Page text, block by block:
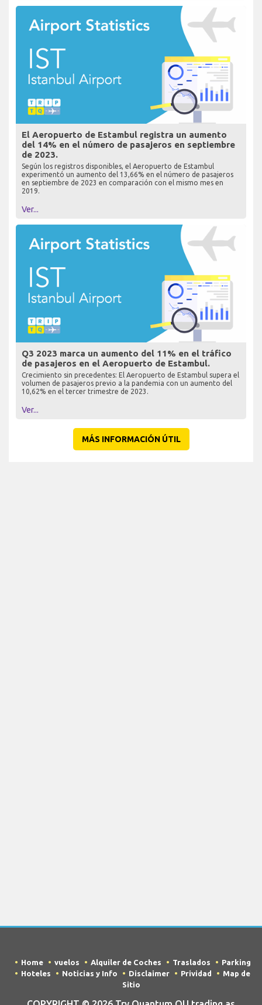
El Aeropuerto de Estambul registra un aumento
del 14% en el número de pasajeros en septiembre
de 2023.
Según los registros disponibles, el Aeropuerto de Estambul
experimentó un aumento del 13,66% en el número de pasajeros
en septiembre de 2023 en comparación con el mismo mes en
2019.
Ver...
Q3 2023 marca un aumento del 11% en el tráfico
de pasajeros en el Aeropuerto de Estambul.
Crecimiento sin precedentes: El Aeropuerto de Estambul supera el
volumen de pasajeros previo a la pandemia con un aumento del
10,62% en el tercer trimestre de 2023.
Ver...
MÁS INFORMACIÓN ÚTIL
Home vuelos Alquiler de Coches Traslados
Parking
Hoteles
Noticias y Info Disclaimer Prividad
Map de
Sitio